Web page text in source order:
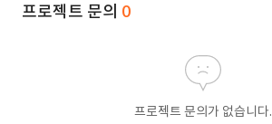
프로젝트 문의 0
프로젝트 문의가 없습니다.